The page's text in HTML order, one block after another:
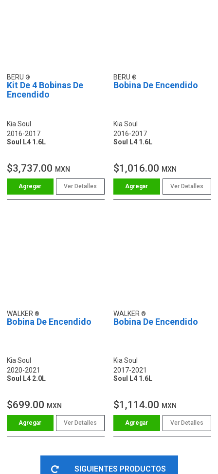
BERU
Kit De 4 Bobinas De
Encendido
Kia Soul
2016-2017
Soul L4 1.6L
$3,737.00 MXN
Ver Detalles
BERU
Bobina De Encendido
Kia Soul
2016-2017
Soul L4 1.6L
$1,016.00 MXN
Ver Detalles
WALKER
Bobina De Encendido
Kia Soul
2020-2021
Soul L4 2.0L
$699.00 MXN
Ver Detalles
WALKER
Bobina De Encendido
Kia Soul
2017-2021
Soul L4 1.6L
$1,114.00 MXN
Ver Detalles
SIGUIENTES PRODUCTOS